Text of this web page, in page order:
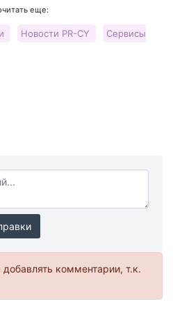
еще:
Новости PR-CY
Сервисы
комментарии, т.к.